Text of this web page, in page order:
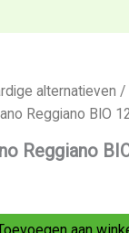
alternatieven /
Reggiano BIO
Reggiano